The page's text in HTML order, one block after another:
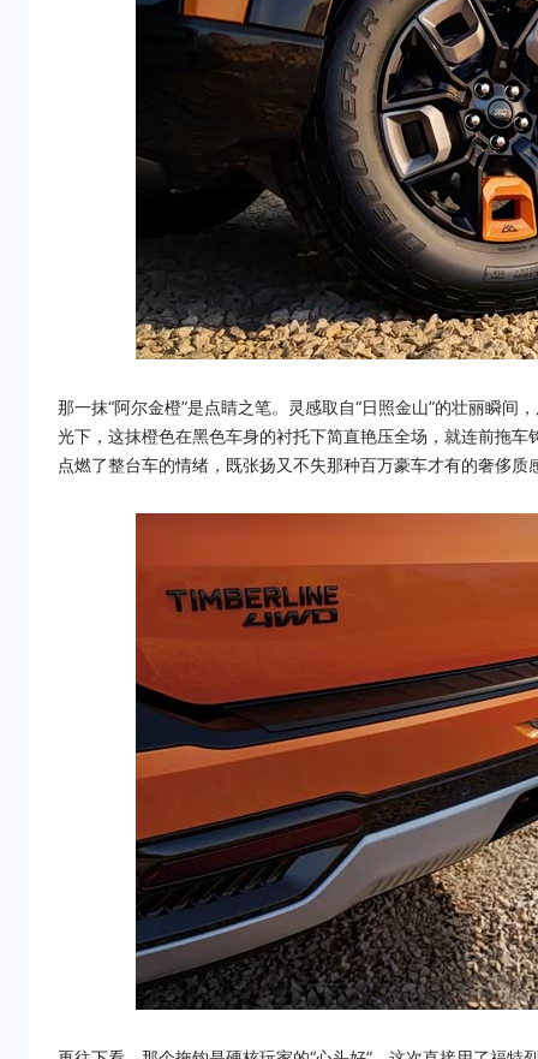
那一抹“阿尔金橙”是点睛之笔。灵感取自“日照金山”的壮丽瞬
光下，这抹橙色在黑色车身的衬托下简直艳压全场，就连前拖
点燃了整台车的情绪，既张扬又不失那种百万豪车才有的奢侈质